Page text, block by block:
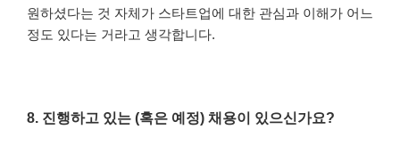
원하셨다는 것 자체가 스타트업에 대한 관심과 이해가 어느
정도 있다는 거라고 생각합니다.
8. 진행하고 있는 (혹은 예정) 채용이 있으신가요?